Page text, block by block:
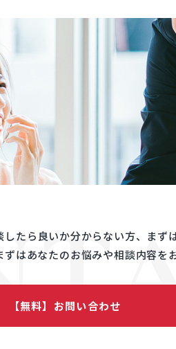
ために、セキュリティに万全の対策を
削除などをご希望される場合には、ご
る日本の法令、その他規範を遵守する
レサロンビル2階
たら良いか分からない方、まず
はあなたのお悩みや相談内容を
【無料】お問い合わせ